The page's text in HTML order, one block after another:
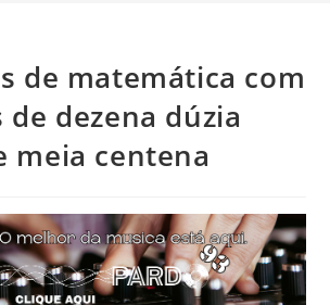
de matemática com
dezena dúzia
meia centena